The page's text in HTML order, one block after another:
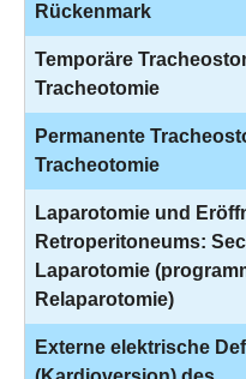
Rückenmark
Temporäre
Tracheotomie
Permanente
Tracheotomie
Laparotomie und
Retroperitoneums:
Laparotomie
Relaparotomie)
Externe elektrische